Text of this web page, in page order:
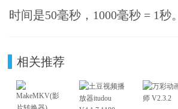
时间是50毫秒，1000毫秒 = 1秒。
相关推荐